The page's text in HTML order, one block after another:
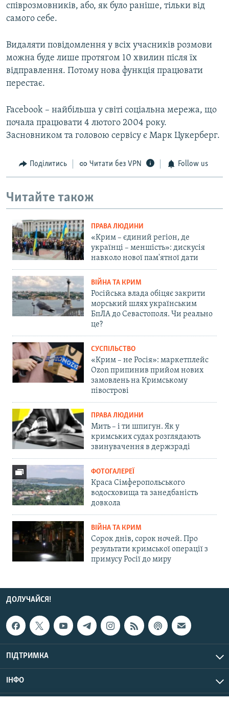
співрозмовників, або, як було раніше, тільки від
самого себе.
Видаляти повідомлення у всіх учасників розмови
можна буде лише протягом 10 хвилин після їх
відправлення. Потому нова функція працювати
перестає.
Facebook – найбільша у світі соціальна мережа, що
почала працювати 4 лютого 2004 року.
Засновником та головою сервісу є Марк Цукерберг.
Поділитись Читати без VPN Follow us
Читайте також
ПРАВА ЛЮДИНИ
«Крим – єдиний регіон, де
українці – меншість»: дискусія
навколо нової пам'ятної дати
ВІЙНА ТА КРИМ
Російська влада обіцяє закрити
морський шлях українським
БпЛА до Севастополя. Чи реально
це?
СУСПІЛЬСТВО
«Крим – не Росія»: маркетплейс
Ozon припинив прийом нових
замовлень на Кримському
півострові
ПРАВА ЛЮДИНИ
Мить – і ти шпигун. Як у
кримських судах розглядають
звинувачення в держзраді
ФОТОГАЛЕРЕЇ
Краса Сімферопольського
водосховища та занедбаність
довкола
ВІЙНА ТА КРИМ
Сорок днів, сорок ночей. Про
результати кримської операції з
примусу Росії до миру
ДОЛУЧАЙСЯ!
ПІДТРИМКА
ІНФО